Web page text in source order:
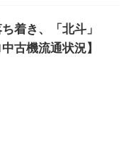
着き、「北斗」
古機流通状況】